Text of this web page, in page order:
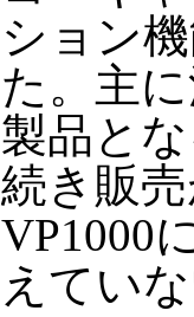
ション
た。主
製品と
続き販
VP1000
えていな